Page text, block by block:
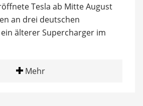
Tesla ab Mitte August
an drei deutschen
älterer Supercharger im
Mehr